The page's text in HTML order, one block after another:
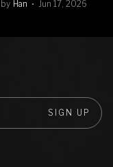
by Han Jun 17, 2026
SIGN UP